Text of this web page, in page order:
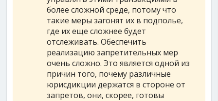
более сложной среде, потому что
такие меры загонят их в подполье,
где их еще сложнее будет
отслеживать. Обеспечить
реализацию запретительных мер
очень сложно. Это является одной из
причин того, почему различные
юрисдикции держатся в стороне от
запретов, они, скорее, готовы